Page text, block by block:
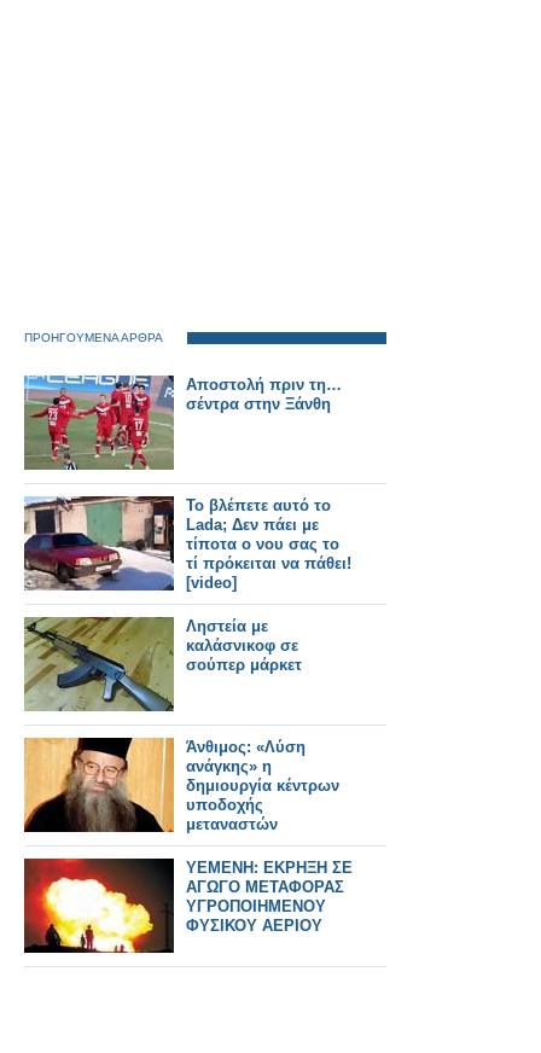
ΠΡΟΗΓΟΥΜΕΝΑ ΑΡΘΡΑ
Αποστολή πριν τη…
σέντρα στην Ξάνθη
Το βλέπετε αυτό το
Lada; Δεν πάει με
τίποτα ο νου σας το
τί πρόκειται να πάθει!
[video]
Ληστεία με
καλάσνικοφ σε
σούπερ μάρκετ
Άνθιμος: «Λύση
ανάγκης» η
δημιουργία κέντρων
υποδοχής
μεταναστών
ΥΕΜΕΝΗ: ΕΚΡΗΞΗ ΣΕ
ΑΓΩΓΟ ΜΕΤΑΦΟΡΑΣ
ΥΓΡΟΠΟΙΗΜΕΝΟΥ
ΦΥΣΙΚΟΥ ΑΕΡΙΟΥ